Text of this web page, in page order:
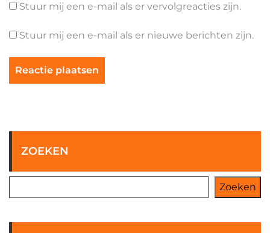
Stuur mij een e-mail als er vervolgreacties zijn.
Stuur mij een e-mail als er nieuwe berichten zijn.
ZOEKEN
Zoeken